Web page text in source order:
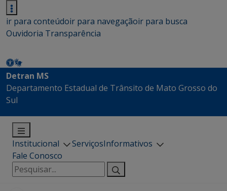
ir para conteúdoir para navegaçãoir para busca
Ouvidoria Transparência
Detran MS
Departamento Estadual de Trânsito de Mato Grosso do
Sul
Institucional ServiçosInformativos
Fale Conosco
Pesquisar
por: